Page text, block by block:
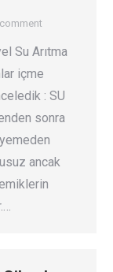
Su Arıtma
içme
: SU
sonra
ancak